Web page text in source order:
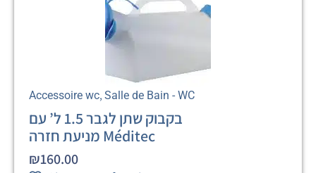
Accessoire wc,Salle de Bain - WC
בקבוק שתן לגבר 1.5 ל’ עם
מניעת חזרה Méditec
₪160.00